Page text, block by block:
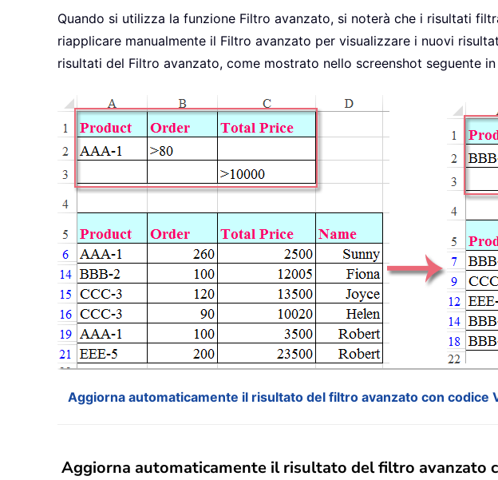
Quando si utilizza la funzione Filtro avanzato, si noterà che i risultati
riapplicare manualmente il Filtro avanzato per visualizzare i nuovi
risultati del Filtro avanzato, come mostrato nello screenshot seguente in
Aggiorna automaticamente il risultato del filtro avanzato con codice
Aggiorna automaticamente il risultato del filtro avanzato